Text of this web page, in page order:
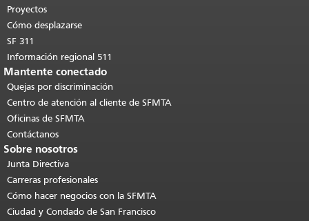
contenido principal
Proyectos
Cómo desplazarse
SF 311
Información regional 511
Mantente conectado
Quejas por discriminación
Centro de atención al cliente de SFMTA
Oficinas de SFMTA
Contáctanos
Sobre nosotros
Junta Directiva
Carreras profesionales
Cómo hacer negocios con la SFMTA
Ciudad y Condado de San Francisco